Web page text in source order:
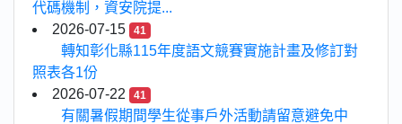
代碼機制，資安院提...
2026-07-15
41
轉知彰化縣115年度語文競賽實施計畫及修訂對
照表各1份
2026-07-22
41
有關暑假期間學生從事戶外活動請留意避免中